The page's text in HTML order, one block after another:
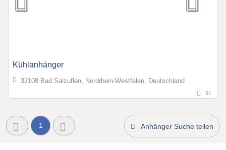
Kühlanhänger
32108 Bad Salzuflen, Nordrhein-Westfalen, Deutschland
91
1 Anhänger Suche teilen